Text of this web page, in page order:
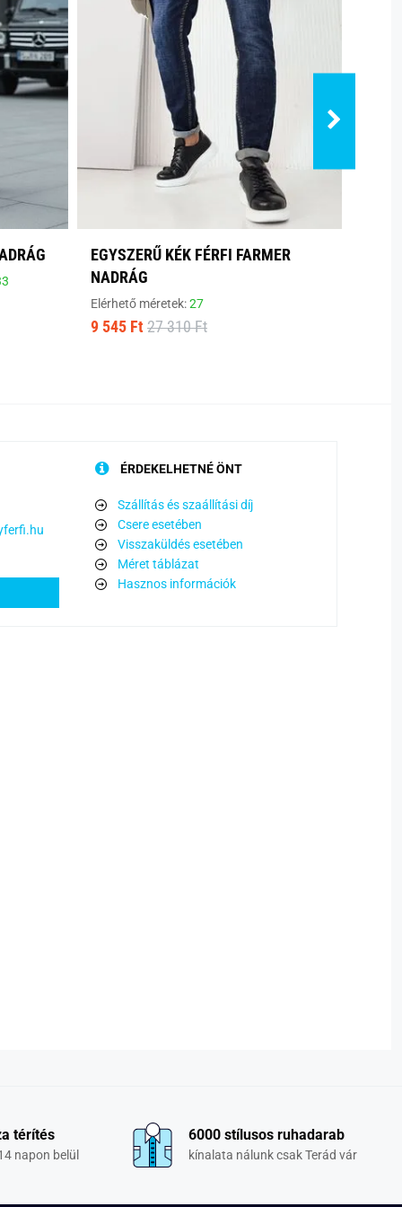
EGYSZERŰ KÉK FÉRFI FARMER
NADRÁG
Elérhető méretek:27
9 545 Ft 27 310 Ft
ÉRDEKELHETNÉ ÖNT
Szállítás és szaállítási díj
Csere esetében
Visszaküldés esetében
Méret táblázat
Hasznos információk
térítés
napon belül
6000 stílusos ruhadarab
kínalata nálunk csak Terád vár